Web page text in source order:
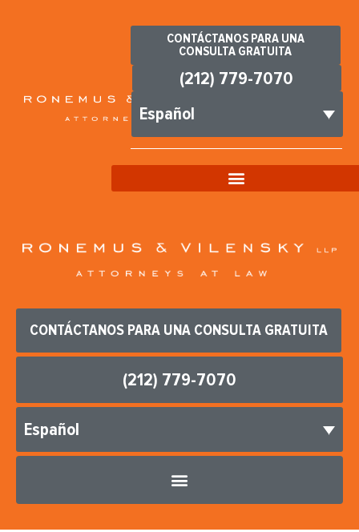
CONTÁCTANOS PARA UNA
CONSULTA GRATUITA
(212) 779-7070
Español
CONTÁCTANOS PARA UNA CONSULTA GRATUITA
(212) 779-7070
Español